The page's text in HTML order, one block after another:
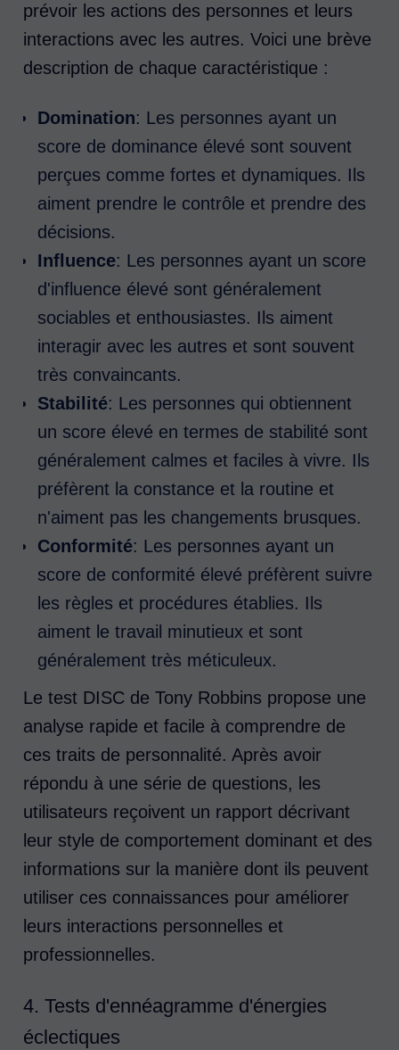
prévoir les actions des personnes et leurs
interactions avec les autres. Voici une brève
description de chaque caractéristique :
Domination: Les personnes ayant un
score de dominance élevé sont souvent
perçues comme fortes et dynamiques. Ils
aiment prendre le contrôle et prendre des
décisions.
Influence: Les personnes ayant un score
d'influence élevé sont généralement
sociables et enthousiastes. Ils aiment
interagir avec les autres et sont souvent
très convaincants.
Stabilité: Les personnes qui obtiennent
un score élevé en termes de stabilité sont
généralement calmes et faciles à vivre. Ils
préfèrent la constance et la routine et
n'aiment pas les changements brusques.
Conformité: Les personnes ayant un
score de conformité élevé préfèrent suivre
les règles et procédures établies. Ils
aiment le travail minutieux et sont
généralement très méticuleux.
Le test DISC de Tony Robbins propose une
analyse rapide et facile à comprendre de
ces traits de personnalité. Après avoir
répondu à une série de questions, les
utilisateurs reçoivent un rapport décrivant
leur style de comportement dominant et des
informations sur la manière dont ils peuvent
utiliser ces connaissances pour améliorer
leurs interactions personnelles et
professionnelles.
4. Tests d'ennéagramme d'énergies
éclectiques